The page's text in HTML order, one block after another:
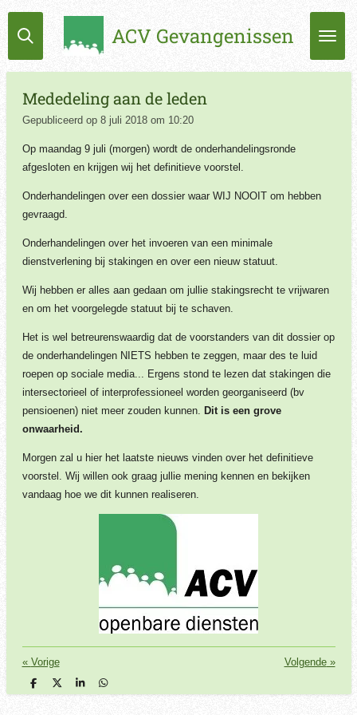
Ga
direct
de
hoofdinhoud
ACV Gevangenissen
Mededeling aan de leden
Gepubliceerd op 8 juli 2018 om 10:20
Op maandag 9 juli (morgen) wordt de onderhandelingsronde
afgesloten en krijgen wij het definitieve voorstel.
Onderhandelingen over een dossier waar WIJ NOOIT om hebben
gevraagd.
Onderhandelingen over het invoeren van een minimale
dienstverlening bij stakingen en over een nieuw statuut.
Wij hebben er alles aan gedaan om jullie stakingsrecht te vrijwaren
en om het voorgelegde statuut bij te schaven.
Het is wel betreurenswaardig dat de voorstanders van dit dossier op
de onderhandelingen NIETS hebben te zeggen, maar des te luid
roepen op sociale media... Ergens stond te lezen dat stakingen die
intersectorieel of interprofessioneel worden georganiseerd (bv
pensioenen) niet meer zouden kunnen.
Dit is een grove
onwaarheid.
Morgen zal u hier het laatste nieuws vinden over het definitieve
voorstel. Wij willen ook graag jullie mening kennen en bekijken
vandaag hoe we dit kunnen realiseren.
« Vorige Volgende»
D
e
D
e
S
h
D
e